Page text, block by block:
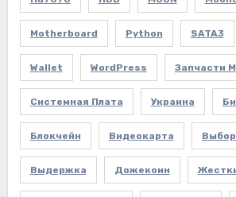
Motherboard Python SATA3
Wallet WordPress Запчасти
Системная Плата Украина
Блокчейн Видеокарта
Выдержка Дожекоин